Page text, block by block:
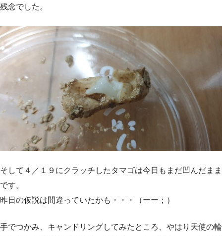
残念でした。
そして４／１９にクラッチしたタマゴは今日もまだ凹んだまま
です。
昨日の仮説は間違っていたかも・・・（ーー；）
手でつかみ、キャンドリングしてみたところ、やはり天使の輪